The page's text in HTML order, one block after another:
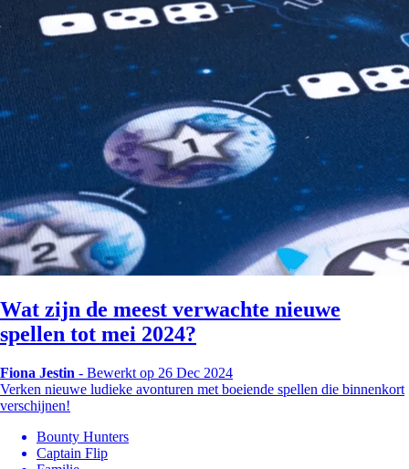
Wat zijn de meest verwachte nieuwe
spellen tot mei 2024?
Fiona Jestin - Bewerkt op 26 Dec 2024
Verken nieuwe ludieke avonturen met boeiende spellen die binnenkort
verschijnen!
Bounty Hunters
Captain Flip